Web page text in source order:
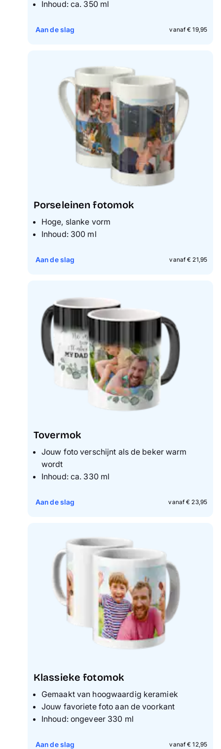
Inhoud: ca. 350 ml
vanaf € 19,95
Aan de slag
Porseleinen fotomok
Hoge, slanke vorm
Inhoud: 300 ml
vanaf € 21,95
Aan de slag
Tovermok
Jouw foto verschijnt als de beker warm
wordt
Inhoud: ca. 330 ml
vanaf € 23,95
Aan de slag
Klassieke fotomok
Gemaakt van hoogwaardig keramiek
Jouw favoriete foto aan de voorkant
Inhoud: ongeveer 330 ml
vanaf € 12,95
Aan de slag